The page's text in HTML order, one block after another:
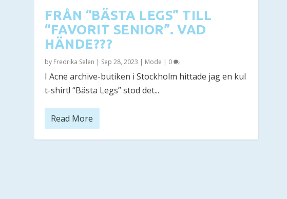
FRÅN “BÄSTA LEGS” TILL
“FAVORIT SENIOR”. VAD
HÄNDE???
by Fredrika Selen | Sep 28, 2023 | Mode | 0
I Acne archive-butiken i Stockholm hittade jag en kul
t-shirt! “Bästa Legs” stod det...
Read More